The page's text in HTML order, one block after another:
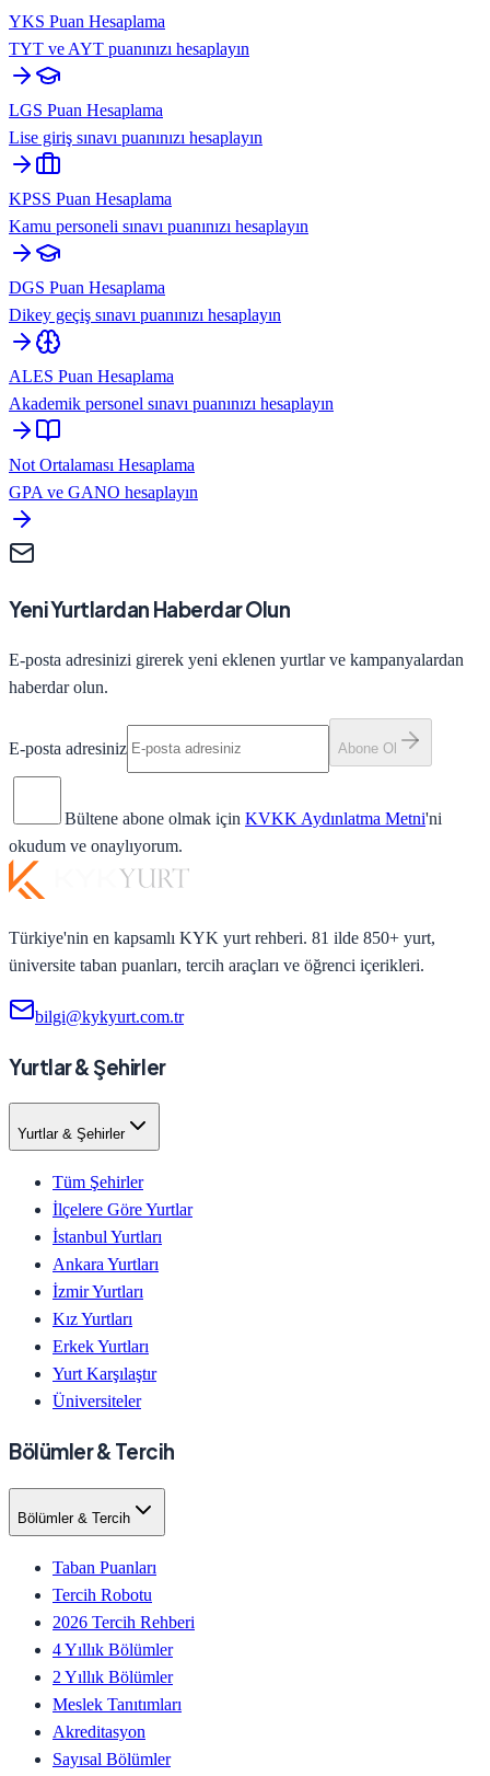
YKS Puan Hesaplama
TYT ve AYT puanınızı hesaplayın
LGS Puan Hesaplama
Lise giriş sınavı puanınızı hesaplayın
KPSS Puan Hesaplama
Kamu personeli sınavı puanınızı hesaplayın
DGS Puan Hesaplama
Dikey geçiş sınavı puanınızı hesaplayın
ALES Puan Hesaplama
Akademik personel sınavı puanınızı hesaplayın
Not Ortalaması Hesaplama
GPA ve GANO hesaplayın
Yeni Yurtlardan Haberdar Olun
E-posta adresinizi girerek yeni eklenen yurtlar ve kampanyalardan
haberdar olun.
E-posta adresiniz Abone Ol
Bültene abone olmak için KVKK Aydınlatma Metni'ni
okudum ve onaylıyorum.
Türkiye'nin en kapsamlı KYK yurt rehberi. 81 ilde 850+ yurt,
üniversite taban puanları, tercih araçları ve öğrenci içerikleri.
bilgi@kykyurt.com.tr
Yurtlar & Şehirler
Yurtlar & Şehirler
Tüm Şehirler
İlçelere Göre Yurtlar
İstanbul Yurtları
Ankara Yurtları
İzmir Yurtları
Kız Yurtları
Erkek Yurtları
Yurt Karşılaştır
Üniversiteler
Bölümler & Tercih
Bölümler & Tercih
Taban Puanları
Tercih Robotu
2026 Tercih Rehberi
4 Yıllık Bölümler
2 Yıllık Bölümler
Meslek Tanıtımları
Akreditasyon
Sayısal Bölümler